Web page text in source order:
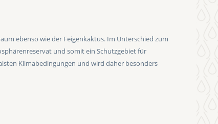
ebenso wie der Feigenkaktus. Im Unterschied zum
und somit ein Schutzgebiet für
Klimabedingungen und wird daher besonders